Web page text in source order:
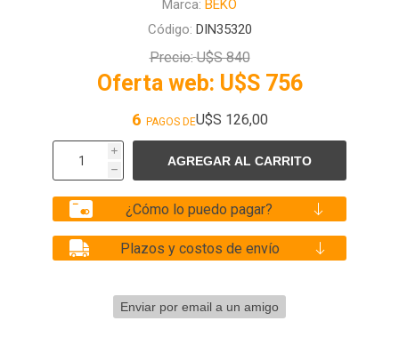
Marca: BEKO
Código: DIN35320
Precio: U$S 840
Oferta web: U$S 756
6 PAGOS DEU$S 126,00
i
h
¿Cómo lo puedo pagar?
Plazos y costos de envío